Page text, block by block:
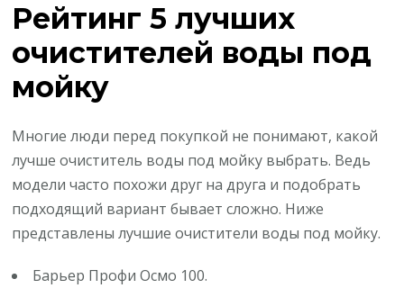
Рейтинг 5 лучших
очистителей воды под
мойку
Многие люди перед покупкой не понимают, какой
лучше очиститель воды под мойку выбрать. Ведь
модели часто похожи друг на друга и подобрать
подходящий вариант бывает сложно. Ниже
представлены лучшие очистители воды под мойку.
Барьер Профи Осмо 100.